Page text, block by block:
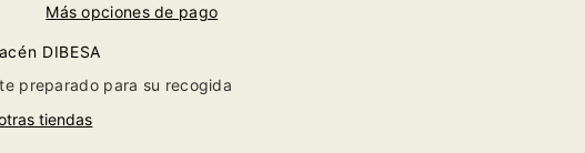
Más opciones de pago
DIBESA
preparado para su recogida
tiendas